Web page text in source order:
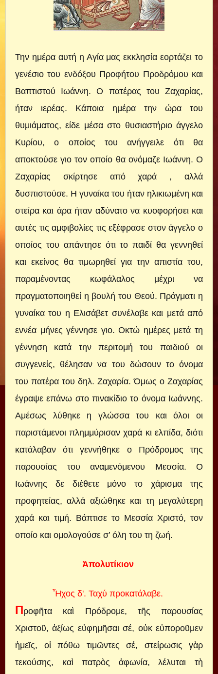
Την ημέρα αυτή η Αγία μας εκκλησία εορτάζει το
γενέσιο του ενδόξου Προφήτου Προδρόμου και
Βαπτιστού Ιωάννη. Ο πατέρας του Ζαχαρίας,
ήταν ιερέας. Κάποια ημέρα την ώρα του
θυμιάματος, είδε μέσα στο θυσιαστήριο άγγελο
Κυρίου, ο οποίος του ανήγγειλε ότι θα
αποκτούσε γιο τον οποίο θα ονόμαζε Ιωάννη. Ο
Ζαχαρίας σκίρτησε από χαρά , αλλά
δυσπιστούσε. Η γυναίκα του ήταν ηλικιωμένη και
στείρα και άρα ήταν αδύνατο να κυοφορήσει και
αυτές τις αμφιβολίες τις εξέφρασε στον άγγελο ο
οποίος του απάντησε ότι το παιδί θα γεννηθεί
και εκείνος θα τιμωρηθεί για την απιστία του,
παραμένοντας κωφάλαλος μέχρι να
πραγματοποιηθεί η βουλή του Θεού. Πράγματι η
γυναίκα του η Ελισάβετ συνέλαβε και μετά από
εννέα μήνες γέννησε γιο. Οκτώ ημέρες μετά τη
γέννηση κατά την περιτομή του παιδιού οι
συγγενείς, θέλησαν να του δώσουν το όνομα
του πατέρα του δηλ. Ζαχαρία. Όμως ο Ζαχαρίας
έγραψε επάνω στο πινακίδιο το όνομα Ιωάννης.
Αμέσως λύθηκε η γλώσσα του και όλοι οι
παριστάμενοι πλημμύρισαν χαρά κι ελπίδα, διότι
κατάλαβαν ότι γεννήθηκε ο Πρόδρομος της
παρουσίας του αναμενόμενου Μεσσία. Ο
Ιωάννης δε διέθετε μόνο το χάρισμα της
προφητείας, αλλά αξιώθηκε και τη μεγαλύτερη
χαρά και τιμή. Βάπτισε το Μεσσία Χριστό, τον
οποίο και ομολογούσε σ’ όλη του τη ζωή.
Ἀπολυτίκιον
Ἦχος δ'. Ταχύ προκατάλαβε.
Προφῆτα καὶ Πρόδρομε, τῆς παρουσίας
Χριστοῦ, ἀξίως εὐφημῆσαι σέ, οὐκ εὐποροῦμεν
ἠμεῖς, οἱ πόθω τιμῶντες σέ, στείρωσις γὰρ
τεκούσης, καὶ πατρὸς ἀφωνία, λέλυται τὴ